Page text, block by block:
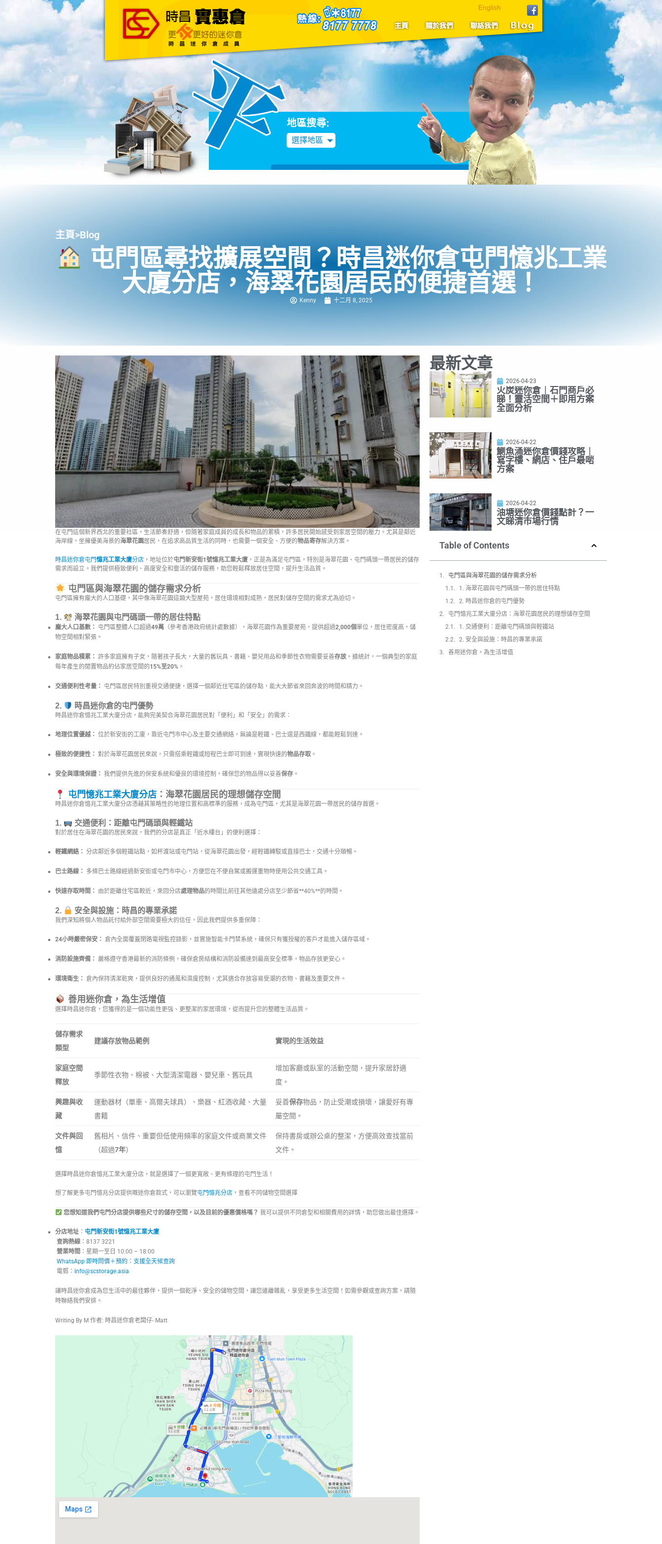
主頁 關於我們 聯絡我們
English
地區搜尋:
選擇地區
主頁>Blog
屯門區尋找擴展空間？時昌迷你倉屯門憶兆工業
大廈分店，海翠花園居民的便捷首選！
Kenny 十二月 8, 2025
在屯門這個新界西北的重要社區，生活節奏舒適，但隨著家庭成員的成長和物品的累積，許多居民開始感受到家居空間的壓力。尤其是鄰近
海岸線，坐擁優美海景的海翠花園 居民，在追求高品質生活的同時，也需要一個安全、方便的物品寄存解決方案。
時昌迷你倉屯門憶兆工業大廈分店 ，地址位於屯門新安街1號憶兆工業大廈 ，正是為滿足屯門區，特別是海翠花園、屯門碼頭一帶居民的儲存
需求而設立。我們提供極致便利、高度安全和靈活的儲存服務，助您輕鬆釋放居住空間，提升生活品質。
屯門區與海翠花園的儲存需求分析
屯門區擁有龐大的人口基礎，其中像海翠花園這類大型屋苑，居住環境相對成熟，居民對儲存空間的需求尤為迫切。
1. 海翠花園與屯門碼頭一帶的居住特點
龐大人口基數： 屯門區整體人口超過49萬 （參考香港政府統計處數據），海翠花園作為重要屋苑，提供超過2,000個單位，居住密度高，儲
物空間相對緊張。
家庭物品積累： 許多家庭擁有子女，隨著孩子長大，大量的舊玩具、書籍、嬰兒用品和季節性衣物需要妥善存放 。據統計，一個典型的家庭
每年產生的閒置物品約佔家居空間的15%至20% 。
交通便利性考量： 屯門區居民特別重視交通便捷，選擇一個鄰近住宅區的儲存點，能大大節省來回奔波的時間和精力。
2. 時昌迷你倉的屯門優勢
時昌迷你倉憶兆工業大廈分店，能夠完美契合海翠花園居民對「便利」和「安全」的需求：
地理位置優越： 位於新安街的工廈，靠近屯門市中心及主要交通網絡，無論是輕鐵、巴士還是西鐵線，都能輕鬆到達。
極致的便捷性： 對於海翠花園居民來說，只需搭乘輕鐵或短程巴士即可到達，實現快速的物品存取 。
安全與環境保證： 我們提供先進的保安系統和優良的環境控制，確保您的物品得以妥善保存 。
屯門憶兆工業大廈分店：海翠花園居民的理想儲存空間
時昌迷你倉憶兆工業大廈分店憑藉其策略性的地理位置和高標準的服務，成為屯門區，尤其是海翠花園一帶居民的儲存首選。
1. 交通便利：距離屯門碼頭與輕鐵站
對於居住在海翠花園的居民來說，我們的分店是真正「近水樓台」的便利選擇：
輕鐵網絡： 分店鄰近多個輕鐵站點，如杯渡站或屯門站，從海翠花園出發，經輕鐵轉駁或直接巴士，交通十分順暢。
巴士路線： 多條巴士路線經過新安街或屯門市中心，方便您在不便自駕或搬運重物時使用公共交通工具。
快速存取時間： 由於距離住宅區較近，來回分店處理物品的時間比前往其他遠處分店至少節省**40%**的時間。
2. 安全與設施：時昌的專業承諾
我們深知將個人物品託付給外部空間需要極大的信任，因此我們提供多重保障：
24小時嚴密保安： 倉內全面覆蓋閉路電視監控錄影，並實施智能卡門禁系統，確保只有獲授權的客戶才能進入儲存區域。
消防設施齊備： 嚴格遵守香港最新的消防條例，確保倉房結構和消防設備達到最高安全標準，物品存放更安心。
環境衛生： 倉內保持清潔乾爽，提供良好的通風和濕度控制，尤其適合存放容易受潮的衣物、書籍及重要文件。
善用迷你倉，為生活增值
選擇時昌迷你倉，您獲得的是一個功能性更強、更整潔的家居環境，從而提升您的整體生活品質。
儲存需求
類型
建議存放物品範例 實現的生活效益
家庭空間
釋放
季節性衣物、棉被、大型清潔電器、嬰兒車、舊玩具
增加客廳或臥室的活動空間，提升家居舒適
度。
興趣與收
藏
運動器材（單車、高爾夫球具）、樂器、紅酒收藏、大量
書籍
妥善保存物品，防止受潮或損壞，讓愛好有專
屬空間。
文件與回
憶
舊相片、信件、重要但低使用頻率的家庭文件或商業文件
（超過7年）
保持書房或辦公桌的整潔，方便高效查找當前
文件。
選擇時昌迷你倉憶兆工業大廈分店，就是選擇了一個更寬敞、更有條理的屯門生活！
想了解更多屯門憶兆分店提供嘅迷你倉款式，可以瀏覽屯門憶兆分店 ，查看不同儲物空間選擇
您想知道我們屯門分店提供哪些尺寸的儲存空間，以及目前的優惠價格嗎？ 我可以提供不同倉型和相關費用的詳情，助您做出最佳選擇。
分店地址 ： 屯門新安街1號憶兆工業大廈
查詢熱線 ：8137 3221
營業時間 ：星期一至日 10:00 – 18:00
WhatsApp 即時問價＋預約：支援全天候查詢
電郵： info@scstorage.asia
讓時昌迷你倉成為您生活中的最佳夥伴，提供一個乾淨、安全的儲物空間，讓您遠離雜亂，享受更多生活空間！如需參觀或查詢方案，請隨
時聯絡我們安排。
Writing By M 作者: 時昌迷你倉老闆仔- Matt
最新文章
2026-04-23
火炭迷你倉｜石門商戶必
睇！靈活空間＋即用方案
全面分析
2026-04-22
鰂魚涌迷你倉價錢攻略｜
寫字樓、網店、住戶最啱
方案
2026-04-22
油塘迷你倉價錢點計？一
文睇清市場行情
Table of Contents
屯門區與海翠花園的儲存需求分析
1. 海翠花園與屯門碼頭一帶的居住特點
2. 時昌迷你倉的屯門優勢
屯門憶兆工業大廈分店：海翠花園居民的理想儲存空間
1. 交通便利：距離屯門碼頭與輕鐵站
2. 安全與設施：時昌的專業承諾
善用迷你倉，為生活增值